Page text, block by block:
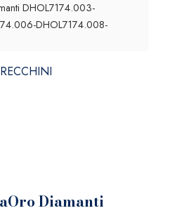
DHOL7174.003-
DHOL7174.008-
Diamanti